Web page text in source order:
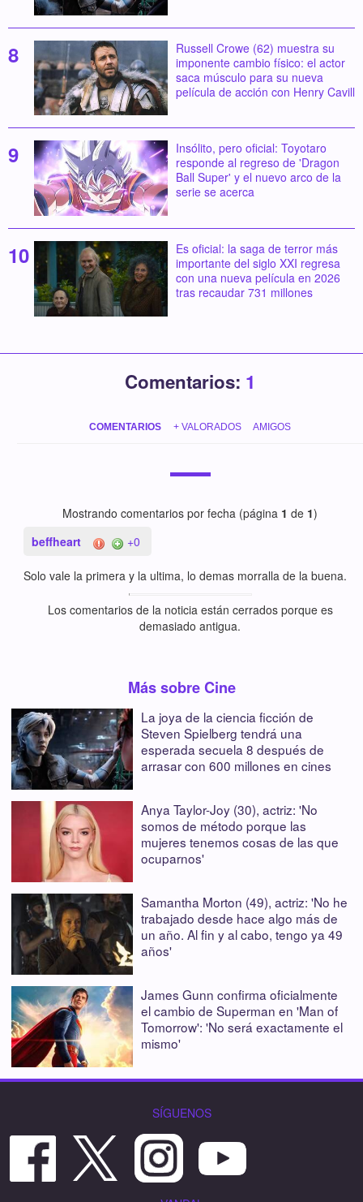
Russell Crowe (62) muestra su
imponente cambio físico: el actor
saca músculo para su nueva
película de acción con Henry Cavill
Insólito, pero oficial: Toyotaro
responde al regreso de 'Dragon
Ball Super' y el nuevo arco de la
serie se acerca
Es oficial: la saga de terror más
importante del siglo XXI regresa
con una nueva película en 2026
tras recaudar 731 millones
Comentarios: 1
COMENTARIOS + VALORADOS AMIGOS
Mostrando comentarios por fecha (página 1 de 1)
beffheart
+0
Solo vale la primera y la ultima, lo demas morralla de la buena.
Los comentarios de la noticia están cerrados porque es
demasiado antigua.
Más sobre Cine
La joya de la ciencia ficción de
Steven Spielberg tendrá una
esperada secuela 8 después de
arrasar con 600 millones en cines
Anya Taylor-Joy (30), actriz: 'No
somos de método porque las
mujeres tenemos cosas de las que
ocuparnos'
Samantha Morton (49), actriz: 'No he
trabajado desde hace algo más de
un año. Al fin y al cabo, tengo ya 49
años'
James Gunn confirma oficialmente
el cambio de Superman en 'Man of
Tomorrow': 'No será exactamente el
mismo'
SÍGUENOS